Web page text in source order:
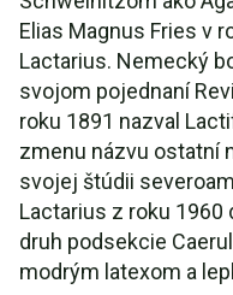
Elias Magnus Fries v
Lactarius. Nemecký
svojom pojednaní
roku 1891 nazval
zmenu názvu ostatní
svojej štúdii
Lactarius z roku 1960
druh podsekcie
modrým latexom a